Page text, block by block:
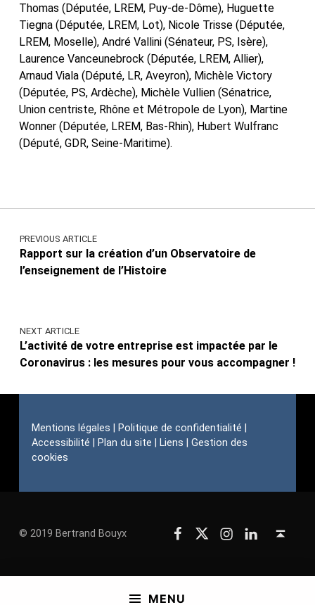
MENU
Thomas (Députée, LREM, Puy-de-Dôme), Huguette
Tiegna (Députée, LREM, Lot), Nicole Trisse (Députée,
LREM, Moselle), André Vallini (Sénateur, PS, Isère),
Laurence Vanceunebrock (Députée, LREM, Allier),
Arnaud Viala (Député, LR, Aveyron), Michèle Victory
(Députée, PS, Ardèche), Michèle Vullien (Sénatrice,
Union centriste, Rhône et Métropole de Lyon), Martine
Wonner (Députée, LREM, Bas-Rhin), Hubert Wulfranc
(Député, GDR, Seine-Maritime).
Skip back to main navigation
Navigation de l’article
PREVIOUS ARTICLE
Rapport sur la création d’un Observatoire de
l’enseignement de l’Histoire
NEXT ARTICLE
L’activité de votre entreprise est impactée par le
Coronavirus : les mesures pour vous accompagner !
Mentions légales Politique de confidentialité
Accessibilité
Plan du site Liens
Gestion des
cookies
© 2019 Bertrand Bouyx
Facebook
TwitterInstagram
linkedin